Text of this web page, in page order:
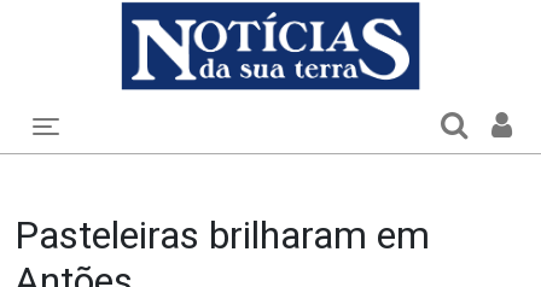
Toggle navigation
Pasteleiras brilharam em